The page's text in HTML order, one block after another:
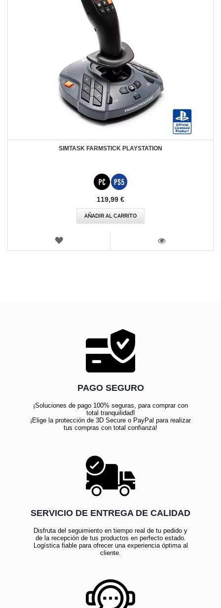
SIMTASK FARMSTICK PLAYSTATION
119,99 €
AÑADIR AL CARRITO
LISTA
VISTA
PAGO SEGURO
¡Soluciones de pago 100% seguras, para comprar con
total tranquilidad!
¡Elige la protección de 3D Secure o PayPal para realizar
tus compras con total confianza!
SERVICIO DE ENTREGA DE CALIDAD
Disfruta del seguimiento en tiempo real de tu pedido y
de la recepción de tus productos en perfecto estado.
Logística fiable para ofrecer una experiencia óptima al
cliente.